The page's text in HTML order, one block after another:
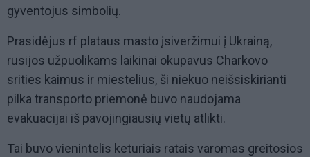
gyventojus simbolių.
Prasidėjus rf plataus masto įsiveržimui į Ukrainą,
rusijos užpuolikams laikinai okupavus Charkovo
srities kaimus ir miestelius, ši niekuo neišsiskirianti
pilka transporto priemonė buvo naudojama
evakuacijai iš pavojingiausių vietų atlikti.
Tai buvo vienintelis keturiais ratais varomas greitosios